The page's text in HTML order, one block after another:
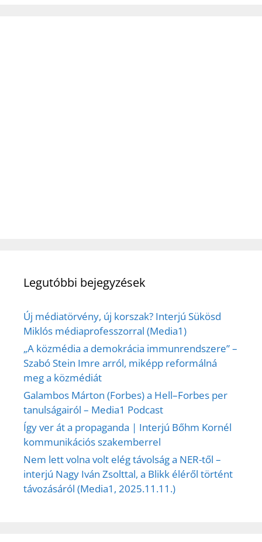
Legutóbbi bejegyzések
Új médiatörvény, új korszak? Interjú Sükösd
Miklós médiaprofesszorral (Media1)
„A közmédia a demokrácia immunrendszere” –
Szabó Stein Imre arról, miképp reformálná
meg a közmédiát
Galambos Márton (Forbes) a Hell–Forbes per
tanulságairól – Media1 Podcast
Így ver át a propaganda | Interjú Bőhm Kornél
kommunikációs szakemberrel
Nem lett volna volt elég távolság a NER-től –
interjú Nagy Iván Zsolttal, a Blikk éléről történt
távozásáról (Media1, 2025.11.11.)